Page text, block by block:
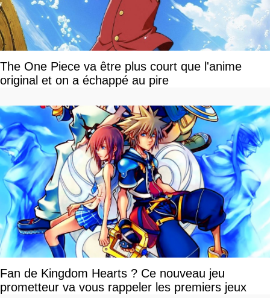
The One Piece va être plus court que l'anime
original et on a échappé au pire
Fan de Kingdom Hearts ? Ce nouveau jeu
prometteur va vous rappeler les premiers jeux